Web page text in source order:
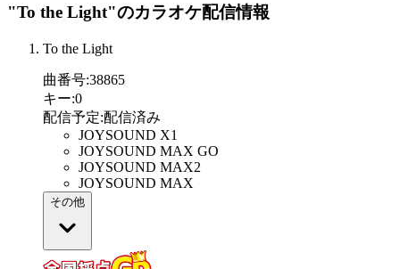
"To the Light"のカラオケ配信情報
To the Light
曲番号:38865
キー:0
配信予定:配信済み
JOYSOUND X1
JOYSOUND MAX GO
JOYSOUND MAX2
JOYSOUND MAX
その他